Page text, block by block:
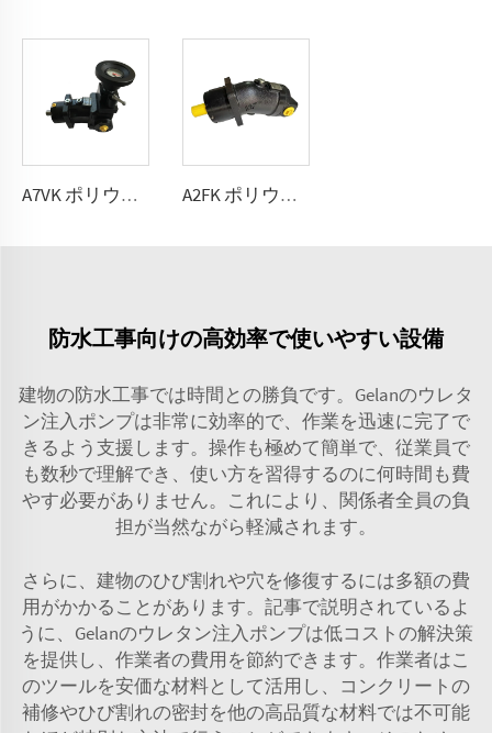
A7VK ポリウレタン計量ポンプ（発泡機用）サイズ 12、28 A2FK ポリウレタン固定流量ポンプ 2.5, 5, 10, 12, 23, 28, 55, 80, 107(cmᶟ ⁄rev)
防水工事向けの高効率で使いやすい設備
建物の防水工事では時間との勝負です。Gelanのウレタ
ン注入ポンプは非常に効率的で、作業を迅速に完了で
きるよう支援します。操作も極めて簡単で、従業員で
も数秒で理解でき、使い方を習得するのに何時間も費
やす必要がありません。これにより、関係者全員の負
担が当然ながら軽減されます。
さらに、建物のひび割れや穴を修復するには多額の費
用がかかることがあります。記事で説明されているよ
うに、Gelanのウレタン注入ポンプは低コストの解決策
を提供し、作業者の費用を節約できます。作業者はこ
のツールを安価な材料として活用し、コンクリートの
補修やひび割れの密封を他の高品質な材料では不可能